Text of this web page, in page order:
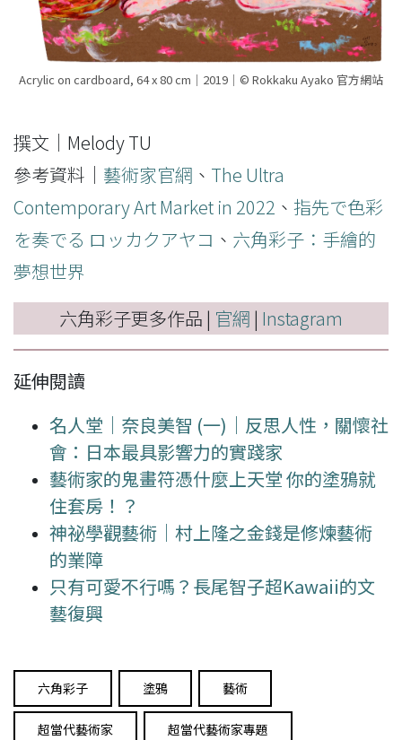
Acrylic on cardboard, 64 x 80 cm｜2019｜© Rokkaku Ayako 官方網站
撰文｜Melody TU
參考資料｜ 藝術家官網 、 The Ultra
Contemporary Art Market in 2022 、 指先で色彩
を奏でる ロッカクアヤコ 、 六角彩子：手繪的
夢想世界
六角彩子更多作品 | 官網 | Instagram
延伸閱讀
名人堂｜奈良美智 (一)｜反思人性，關懷社
會：日本最具影響力的實踐家
藝術家的鬼畫符憑什麼上天堂 你的塗鴉就
住套房！？
神祕學觀藝術｜村上隆之金錢是修煉藝術
的業障
只有可愛不行嗎？長尾智子超Kawaii的文
藝復興
六角彩子 塗鴉 藝術
超當代藝術家 超當代藝術家專題